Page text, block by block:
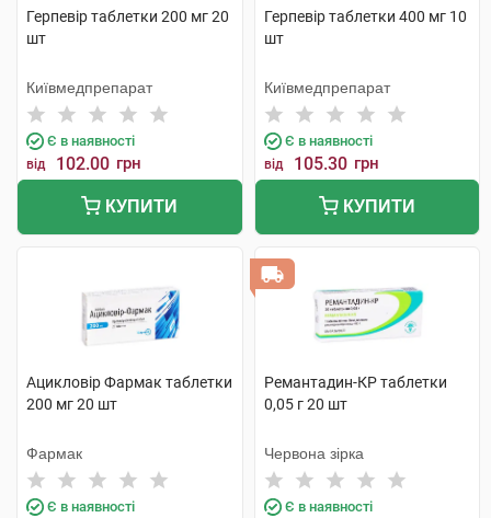
Герпевір таблетки 200 мг 20
шт
Київмедпрепарат
Є в наявності
від 102.00 грн
КУПИТИ
Герпевір таблетки 400 мг 10
шт
Київмедпрепарат
Є в наявності
від 105.30 грн
КУПИТИ
Ацикловір Фармак таблетки
200 мг 20 шт
Фармак
Є в наявності
Ремантадин-КР таблетки
0,05 г 20 шт
Червона зірка
Є в наявності